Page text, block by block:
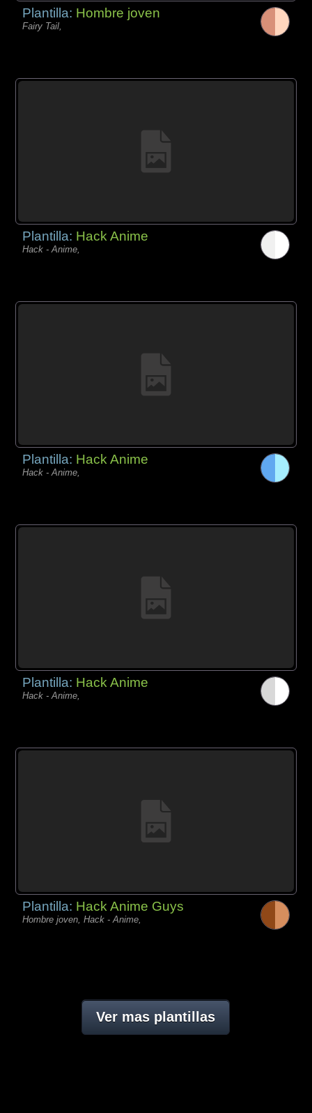
Plantilla: Hombre joven
Fairy Tail,
Plantilla: Hack Anime
Hack - Anime,
Plantilla: Hack Anime
Hack - Anime,
Plantilla: Hack Anime
Hack - Anime,
Plantilla: Hack Anime Guys
Hombre joven, Hack - Anime,
Ver mas plantillas